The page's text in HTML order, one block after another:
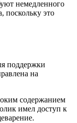
немедленного
поскольку это
поддержки
на
содержанием
имел доступ к